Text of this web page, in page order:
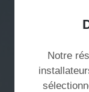
Notre